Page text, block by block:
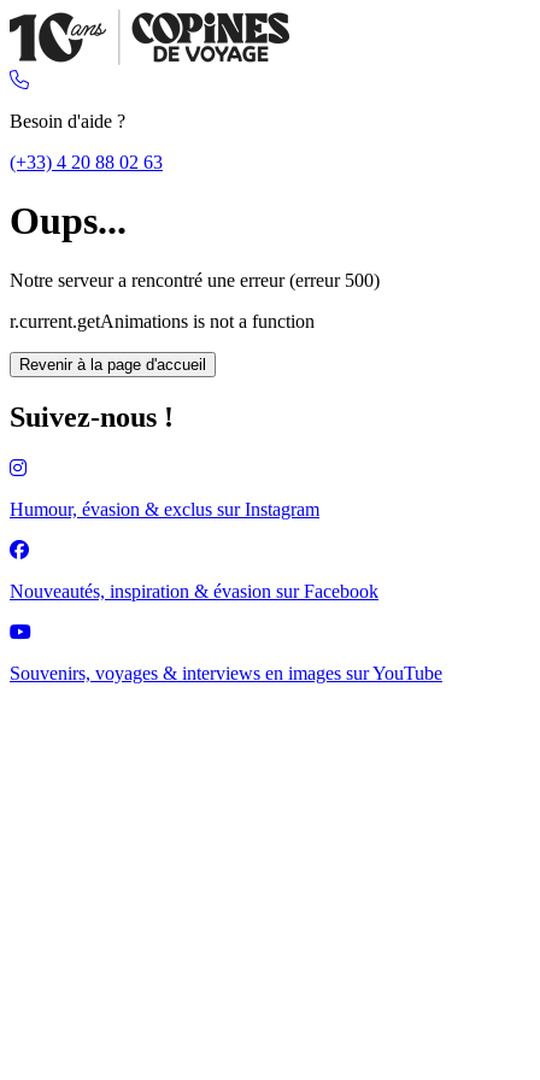
Besoin d'aide ?
(+33) 4 20 88 02 63
Oups...
Notre serveur a rencontré une erreur (erreur 500)
r.current.getAnimations is not a function
Revenir à la page d'accueil
Suivez-nous !
Humour, évasion & exclus surInstagram
Nouveautés, inspiration & évasion surFacebook
Souvenirs, voyages & interviews en images surYouTube